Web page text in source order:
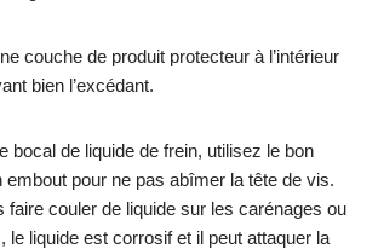
couche de produit protecteur à l’intérieur
bien l’excédant.
bocal de liquide de frein, utilisez le bon
embout pour ne pas abîmer la tête de vis.
faire couler de liquide sur les carénages ou
le liquide est corrosif et il peut attaquer la